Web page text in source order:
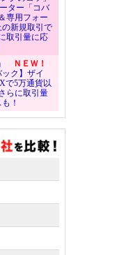
ター「コバ
専用フォー
新規取引で
取引量に応
ＮＥＷ！
ック】ザイ
で5万通貨以
らに取引量
！